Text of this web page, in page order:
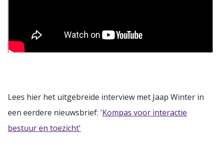
Lees hier het uitgebreide interview met Jaap Winter in
een eerdere nieuwsbrief: 'Kompas voor interactie
bestuur en toezicht'